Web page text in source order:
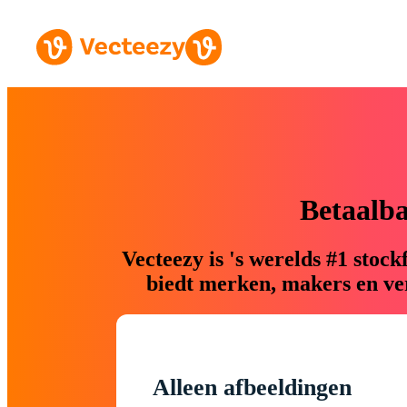
Vecteezy is 's werelds #1
biedt merken, makers en
Alleen afbeeldingen